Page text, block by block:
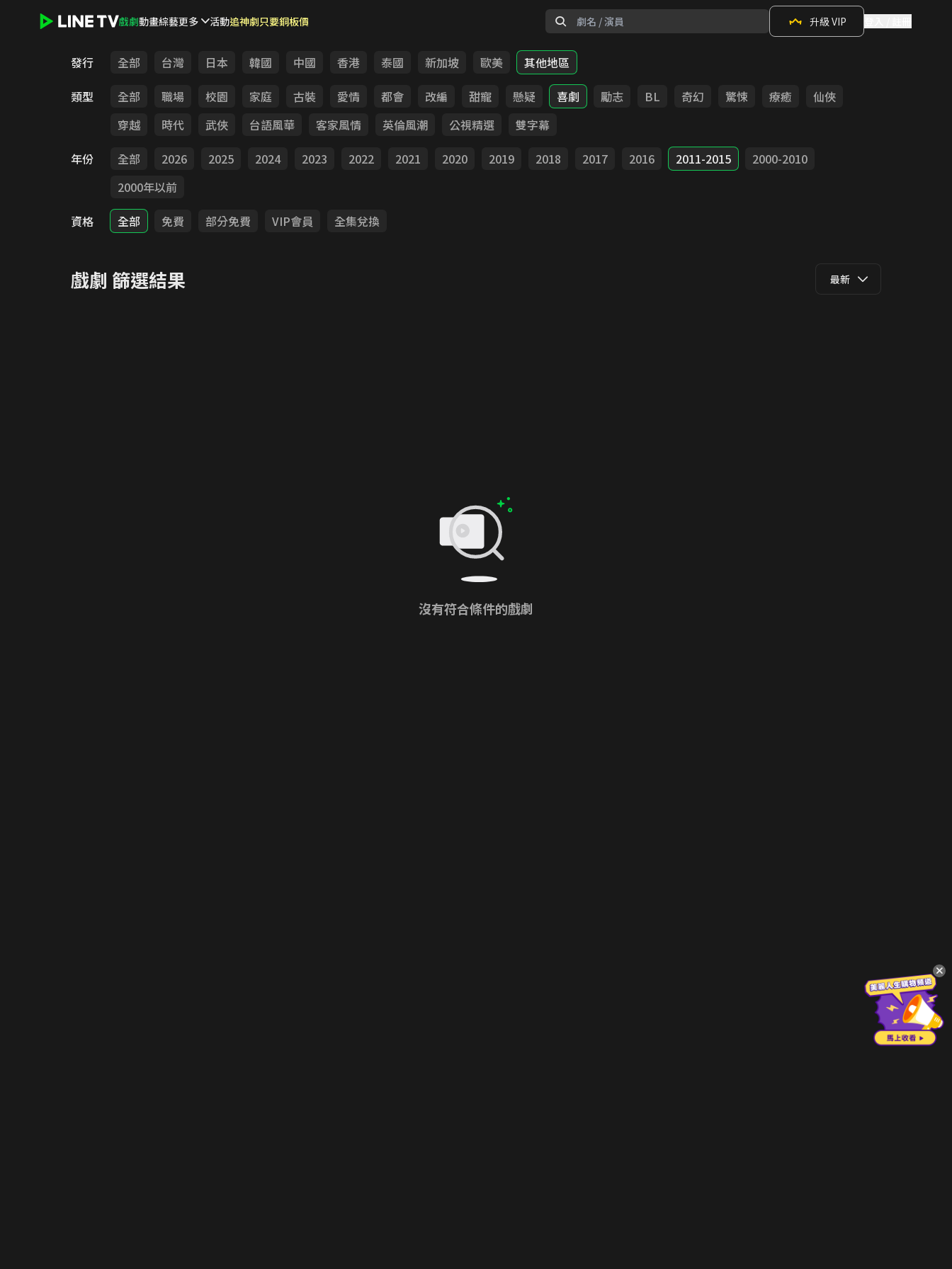
戲劇動畫綜藝更多 活動追神劇只要銅板價 升級 VIP
發行 全部 台灣 日本 韓國 中國 香港 泰國 新加坡 歐美
其他地區
類型
全部 職場 校園 家庭 古裝 愛情 都會 改編 甜寵 懸疑 喜劇 勵志 BL 奇幻 驚悚 療癒
仙俠
穿越
時代 武俠 台語風華 客家風情 英倫風潮 公視精選
雙字幕
年份
全部 2026 2025 2024 2023 2022 2021 2020 2019 2018 2017 2016 2011-2015
2000-2010
2000年以前
資格
全部 免費 部分免費 VIP會員 全集兌換
戲劇 篩選結果 最新
沒有符合條件的戲劇